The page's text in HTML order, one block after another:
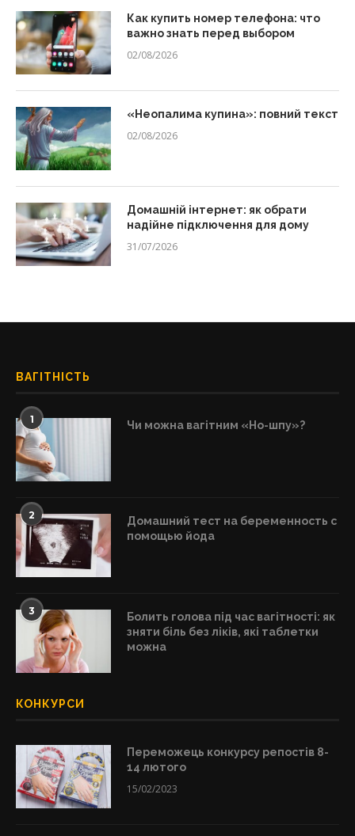
Как купить номер телефона: что
важно знать перед выбором
02/08/2026
«Неопалима купина»: повний текст
02/08/2026
Домашній інтернет: як обрати
надійне підключення для дому
31/07/2026
ВАГІТНІСТЬ
1 Чи можна вагітним «Но-шпу»?
2
Домашний тест на беременность с
помощью йода
3
Болить голова під час вагітності: як
зняти біль без ліків, які таблетки
можна
КОНКУРСИ
Переможець конкурсу репостів 8-
14 лютого
15/02/2023